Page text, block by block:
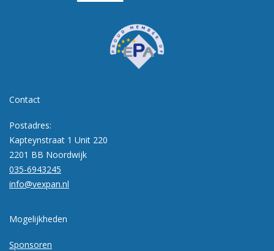
Contact
Postadres:
Kapteynstraat 1 Unit 220
2201 BB Noordwijk
035-6943245
info@vexpan.nl
Mogelijkheden
Sponsoren